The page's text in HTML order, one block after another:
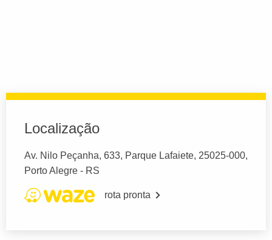
Localização
Av. Nilo Peçanha, 633, Parque Lafaiete, 25025-000,
Porto Alegre - RS
rota pronta